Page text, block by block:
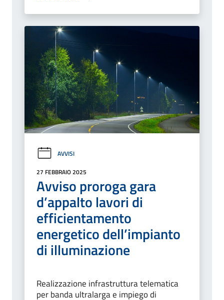
AVVISI
27 FEBBRAIO 2025
Avviso proroga gara
d’appalto lavori di
efficientamento
energetico dell’impianto
di illuminazione
Realizzazione infrastruttura telematica
per banda ultralarga e impiego di